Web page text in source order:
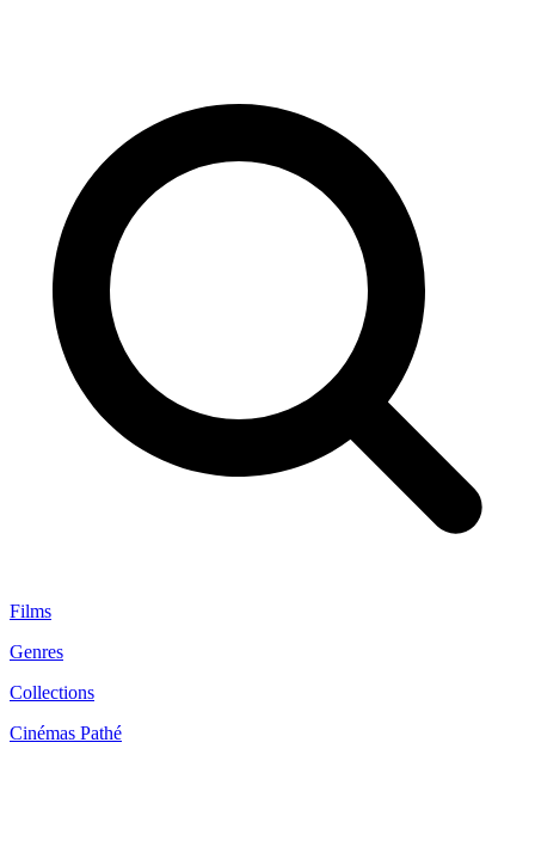
Films
Genres
Collections
Cinémas Pathé